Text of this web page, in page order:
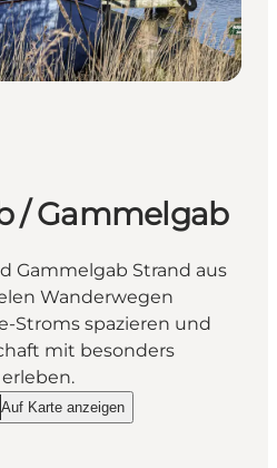
/ Gammelgab
Gammelgab Strand aus
Wanderwegen
Stroms spazieren und
mit besonders
/ Gammelgab"
Auf Karte anzeigen
Nymindegab / Gammelgab on_map